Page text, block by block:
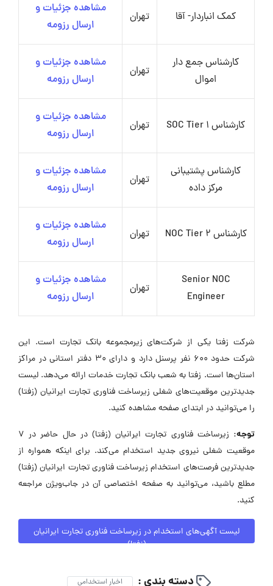
کمک انباردار- آقا تهران
مشاهده جزئیات و
ارسال رزومه
کارشناس جمع دار
اموال
تهران
مشاهده جزئیات و
ارسال رزومه
کارشناس SOC Tier 1 تهران
مشاهده جزئیات و
ارسال رزومه
کارشناس پشتیبانی
مرکز داده
تهران
مشاهده جزئیات و
ارسال رزومه
کارشناس NOC Tier 2 تهران
مشاهده جزئیات و
ارسال رزومه
Senior NOC
Engineer
تهران
مشاهده جزئیات و
ارسال رزومه
شرکت زفتا یکی از شرکت‌های زیرمجموعه بانک تجارت است. این
شرکت حدود 600 نفر پرسنل دارد و دارای 30 دفتر استانی در مراکز
استان‌ها است. زفتا به شعب بانک تجارت خدمات ارائه می‌دهد. لیست
جدیدترین موقعیت‌های شغلی زیرساخت فناوری تجارت ایرانیان (زفتا)
را می‌توانید در ابتدای صفحه مشاهده کنید.
توجه:
زیرساخت فناوری تجارت ایرانیان (زفتا) در حال حاضر در ۷
موقعیت شغلی نیروی جدید استخدام می‌کند. برای اینکه همواره از
جدیدترین فرصت‌های استخدام زیرساخت فناوری تجارت ایرانیان (زفتا)
مطلع باشید، می‌توانید به صفحه اختصاصی آن در جاب‌ویژن مراجعه
کنید.
لیست آگهی‌های استخدام در زیرساخت فناوری تجارت ایرانیان
(زفتا)
دسته بندی : اخبار استخدامی